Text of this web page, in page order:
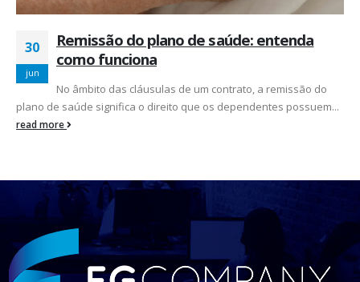
30
jun
Remissão do plano de saúde: entenda
como funciona
No âmbito das cláusulas de um contrato, a remissão do
plano de saúde significa o direito que os dependentes possuem...
read more